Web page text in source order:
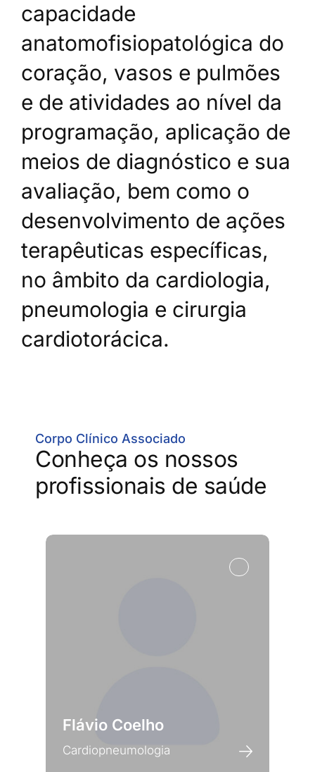
capacidade
anatomofisiopatológica do
coração, vasos e pulmões
e de atividades ao nível da
programação, aplicação de
meios de diagnóstico e sua
avaliação, bem como o
desenvolvimento de ações
terapêuticas específicas,
no âmbito da cardiologia,
pneumologia e cirurgia
cardiotorácica.
Corpo Clínico Associado
Conheça os nossos
profissionais de saúde
Flávio Coelho
Cardiopneumologia